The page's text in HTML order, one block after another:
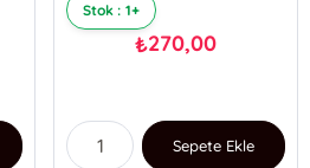
Stok : 1+
₺270,00
Sepete Ekle